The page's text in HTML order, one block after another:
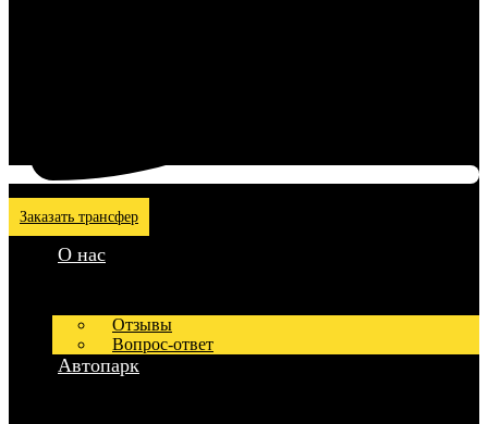
Заказать трансфер
О нас
Отзывы
Вопрос-ответ
Автопарк